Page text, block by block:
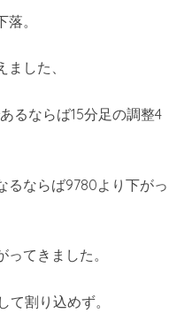
。
した、
るならば15分足の調整4
るならば9780より下がっ
てきました。
て割り込めず。